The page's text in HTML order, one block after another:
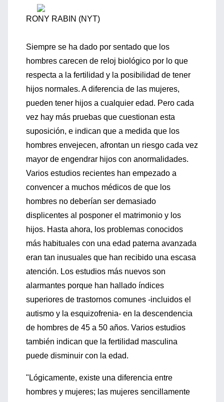
RONY RABIN (NYT)
Siempre se ha dado por sentado que los
hombres carecen de reloj biológico por lo que
respecta a la fertilidad y la posibilidad de tener
hijos normales. A diferencia de las mujeres,
pueden tener hijos a cualquier edad. Pero cada
vez hay más pruebas que cuestionan esta
suposición, e indican que a medida que los
hombres envejecen, afrontan un riesgo cada vez
mayor de engendrar hijos con anormalidades.
Varios estudios recientes han empezado a
convencer a muchos médicos de que los
hombres no deberían ser demasiado
displicentes al posponer el matrimonio y los
hijos. Hasta ahora, los problemas conocidos
más habituales con una edad paterna avanzada
eran tan inusuales que han recibido una escasa
atención. Los estudios más nuevos son
alarmantes porque han hallado índices
superiores de trastornos comunes -incluidos el
autismo y la esquizofrenia- en la descendencia
de hombres de 45 a 50 años. Varios estudios
también indican que la fertilidad masculina
puede disminuir con la edad.
"Lógicamente, existe una diferencia entre
hombres y mujeres; las mujeres sencillamente